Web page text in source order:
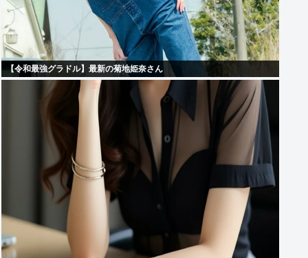
【令和最強グラドル】最新の菊地姫奈さん